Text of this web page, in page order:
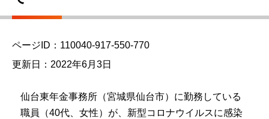
ページID：110040-917-550-770
更新日：2022年6月3日
仙台東年金事務所（宮城県仙台市）に勤務している
職員（40代、女性）が、新型コロナウイルスに感染